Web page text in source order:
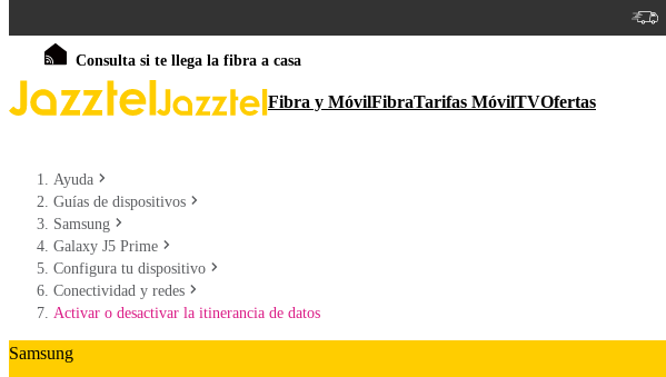
Consulta si te llega la fibra a casa
Fibra y MóvilFibraTarifas MóvilTVOfertas
Ayuda
Guías de dispositivos
Samsung
Galaxy J5 Prime
Configura tu dispositivo
Conectividad y redes
Activar o desactivar la itinerancia de datos
Samsung